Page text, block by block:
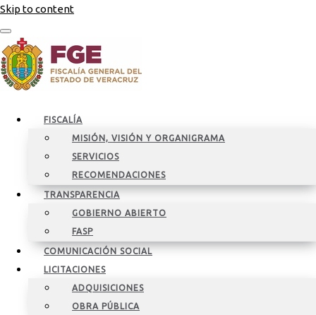
Skip to content
FISCALÍA
MISIÓN, VISIÓN Y ORGANIGRAMA
SERVICIOS
RECOMENDACIONES
TRANSPARENCIA
GOBIERNO ABIERTO
FASP
COMUNICACIÓN SOCIAL
LICITACIONES
ADQUISICIONES
OBRA PÚBLICA